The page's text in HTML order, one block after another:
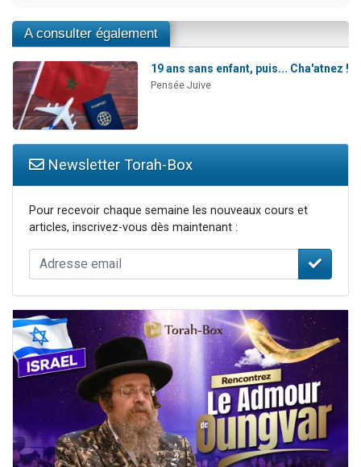
A consulter également
19 ans sans enfant, puis... Cha'atnez !
Pensée Juive
Newsletter Torah-Box
Pour recevoir chaque semaine les nouveaux cours et
articles, inscrivez-vous dès maintenant :